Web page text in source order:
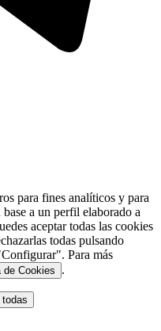
para fines analíticos y para
a un perfil elaborado a
aceptar todas las cookies
todas pulsando
Para más
de Cookies .